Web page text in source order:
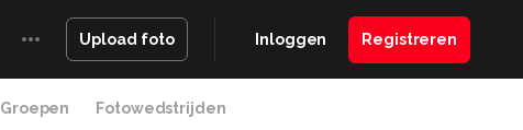
Upload foto Inloggen Registreren
Groepen Fotowedstrijden